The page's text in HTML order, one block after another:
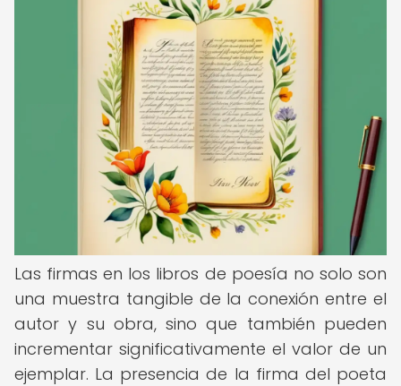
Las firmas en los libros de poesía no solo son
una muestra tangible de la conexión entre el
autor y su obra, sino que también pueden
incrementar significativamente el valor de un
ejemplar. La presencia de la firma del poeta